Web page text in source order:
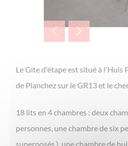
Le Gite d'étape est situé à l'Huis
de Planchez sur le GR13 et le
18 lits en 4 chambres : deux
personnes, une chambre de six
superposés ), une chambre de